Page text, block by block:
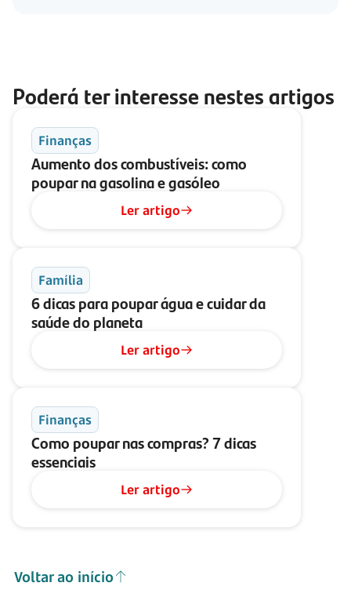
Poderá ter interesse nestes artigos
Finanças
Aumento dos combustíveis: como
poupar na gasolina e gasóleo
Ler artigo
Família
6 dicas para poupar água e cuidar da
saúde do planeta
Ler artigo
Finanças
Como poupar nas compras?7 dicas
essenciais
Ler artigo
Voltar ao início